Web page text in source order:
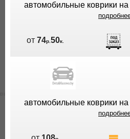
автомобильные коврики
от74р.50к.
автомобильные коврики